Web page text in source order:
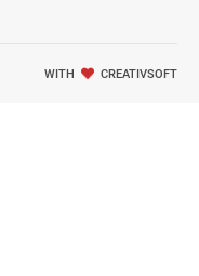
WITH CREATIVSOFT